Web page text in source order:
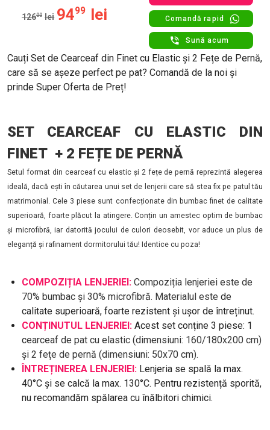
12600 lei 9499 lei Comandă rapid
Sună acum
Cauți Set de Cearceaf din Finet cu Elastic și 2 Fețe de Pernă,
care să se așeze perfect pe pat? Comandă de la noi și
prinde Super Oferta de Preț!
SET CEARCEAF CU ELASTIC DIN
FINET + 2 FEȚE DE PERNĂ
Setul format din cearceaf cu elastic și 2 fețe de pernă reprezintă alegerea
ideală, dacă ești în căutarea unui set de lenjerii care să stea fix pe patul tău
matrimonial. Cele 3 piese sunt confecționate din bumbac finet de calitate
superioară, foarte plăcut la atingere. Conțin un amestec optim de bumbac
și microfibră, iar datorită jocului de culori deosebit, vor aduce un plus de
eleganță și rafinament dormitorului tău! Identice cu poza!
COMPOZIȚIA LENJERIEI: Compoziția lenjeriei este de
70% bumbac și 30% microfibră. Materialul este de
calitate superioară, foarte rezistent și ușor de întreținut.
CONȚINUTUL LENJERIEI: Acest set conține 3 piese: 1
cearceaf de pat cu elastic (dimensiuni: 160/180x200 cm)
și 2 fețe de pernă (dimensiuni: 50x70 cm).
ÎNTREȚINEREA LENJERIEI: Lenjeria se spală la max.
40°C și se calcă la max. 130°C. Pentru rezistență sporită,
nu recomandăm spălarea cu înălbitori chimici.